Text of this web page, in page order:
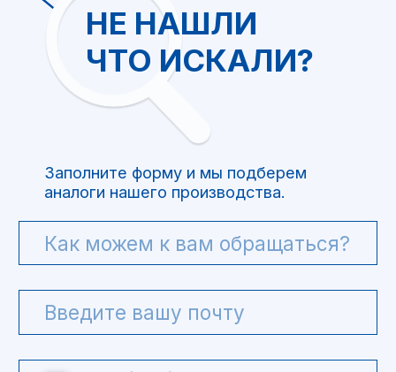
политикой обработки персональных
Отправить
+7(499)754-79-39
партнером BJPingHe на территории РФ.